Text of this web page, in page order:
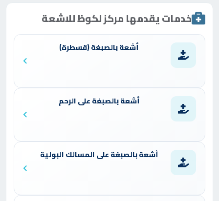
خدمات يقدمها مركز لكوظ للاشعة
أشعة بالصبغة (قسطرة)
أشعة بالصبغة على الرحم
أشعة بالصبغة على المسالك البولية